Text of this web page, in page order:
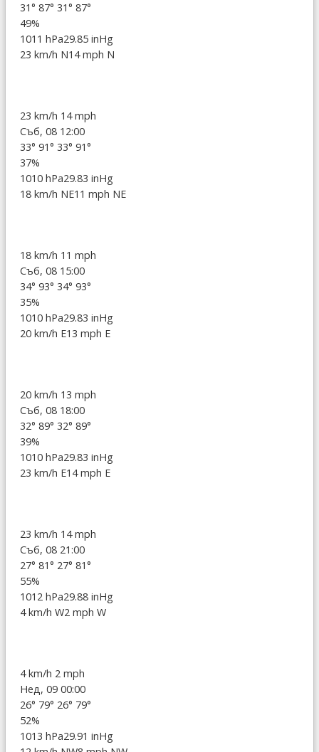
31° 87° 31° 87°
49%
1011 hPa29.85 inHg
23 km/h N14 mph N
23 km/h 14 mph
Съб, 08 12:00
33° 91° 33° 91°
37%
1010 hPa29.83 inHg
18 km/h NE11 mph NE
18 km/h 11 mph
Съб, 08 15:00
34° 93° 34° 93°
35%
1010 hPa29.83 inHg
20 km/h E13 mph E
20 km/h 13 mph
Съб, 08 18:00
32° 89° 32° 89°
39%
1010 hPa29.83 inHg
23 km/h E14 mph E
23 km/h 14 mph
Съб, 08 21:00
27° 81° 27° 81°
55%
1012 hPa29.88 inHg
4 km/h W2 mph W
4 km/h 2 mph
Нед, 09 00:00
26° 79° 26° 79°
52%
1013 hPa29.91 inHg